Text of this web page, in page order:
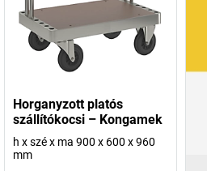
Horganyzott platós
szállítókocsi – Kongamek
h x szé x ma 900 x 600 x 960
mm